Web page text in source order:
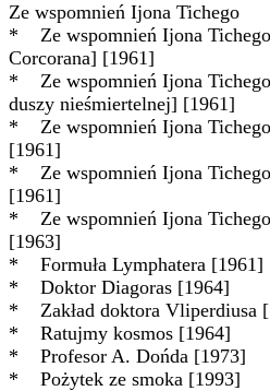
Ze wspomnień Ijona Tichego
* Ze wspomnień Ijona
Corcorana] [1961]
* Ze wspomnień Ijona
duszy nieśmiertelnej] [1961]
* Ze wspomnień Ijona
[1961]
* Ze wspomnień Ijona
[1961]
* Ze wspomnień Ijona
[1963]
* Formuła Lymphatera [1961]
* Doktor Diagoras [1964]
* Zakład doktora Vliperdiusa
* Ratujmy kosmos [1964]
* Profesor A. Dońda [1973]
* Pożytek ze smoka [1993]